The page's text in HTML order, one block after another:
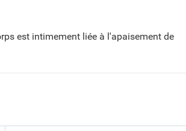
est intimement liée à l'apaisement de